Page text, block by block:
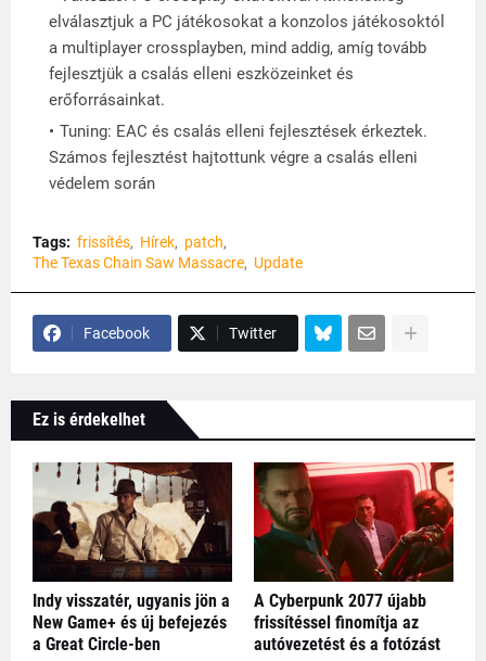
elválasztjuk a PC játékosokat a konzolos játékosoktól
a multiplayer crossplayben, mind addig, amíg tovább
fejlesztjük a csalás elleni eszközeinket és
erőforrásainkat.
Tuning: EAC és csalás elleni fejlesztések érkeztek.
Számos fejlesztést hajtottunk végre a csalás elleni
védelem során
Tags: frissítés Hírek
patch
The Texas Chain Saw Massacre
Update
Facebook Twitter
Ez is érdekelhet
Indy visszatér, ugyanis jön a
New Game+ és új befejezés
a Great Circle-ben
A Cyberpunk 2077 újabb
frissítéssel finomítja az
autóvezetést és a fotózást